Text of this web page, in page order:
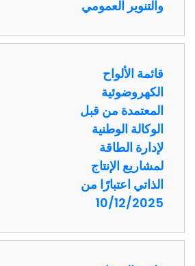
والتنوير العمومي
قائمة الألواح
الكهروضوئية
المعتمدة من قبل
الوكالة الوطنية
لإدارة الطاقة
لمشاريع الإنتاج
الذاتي اعتبارًا من
10/12/2025
DESK
Bonjour 👋